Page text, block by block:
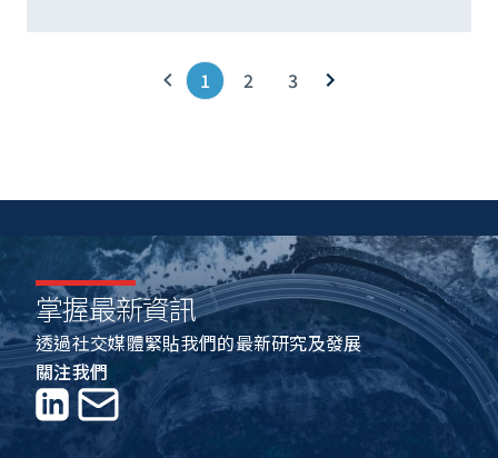
上一頁
1 2
3
掌握最新資訊
透過社交媒體緊貼我們的最新研究及發展
關注我們
LinkedIn聯絡我們